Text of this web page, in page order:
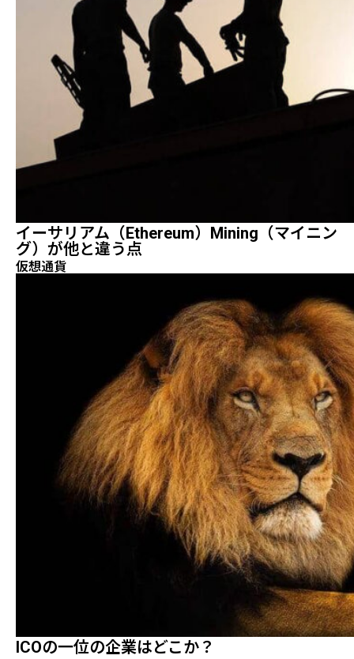
イーサリアム（Ethereum）mining（マイニン
グ）が他と違う点
仮想通貨
ICOの一位の企業はどこか？